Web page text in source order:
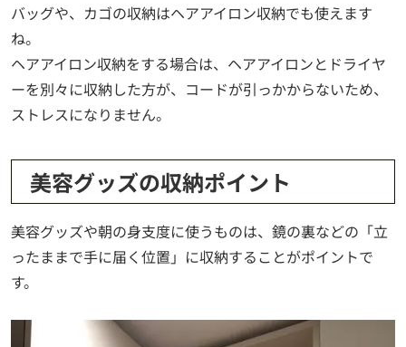
バッグや、カゴの収納はヘアアイロン収納でも使えます
ね。
ヘアアイロン収納をする場合は、ヘアアイロンとドライヤ
ーを別々に収納した方が、コードが引っかからないため、
ストレスになりません。
美容グッズの収納ポイント
美容グッズや朝の身支度に使うものは、鏡の裏などの「立
ったままで手に届く位置」に収納することがポイントで
す。